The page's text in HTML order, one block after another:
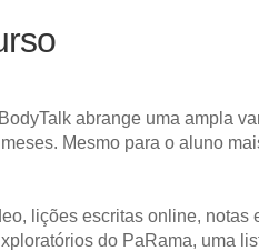
abrange uma ampla
Mesmo para o aluno
lições escritas online,
do PaRama, uma